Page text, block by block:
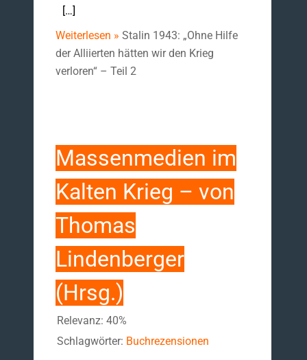
[…]
Weiterlesen » Stalin 1943: „Ohne Hilfe
der Alliierten hätten wir den Krieg
verloren“ – Teil 2
Massenmedien im
Kalten Krieg – von
Thomas
Lindenberger
(Hrsg.)
Relevanz: 40%
Schlagwörter: Buchrezensionen